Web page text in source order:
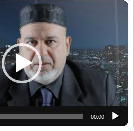
مشغل
00:00